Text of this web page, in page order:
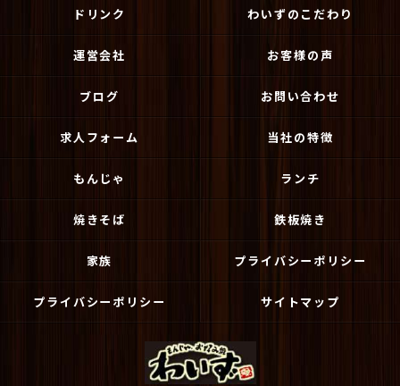
ドリンク わいずのこだわり
運営会社 お客様の声
ブログ お問い合わせ
求人フォーム 当社の特徴
もんじゃ ランチ
焼きそば 鉄板焼き
家族 プライバシーポリシー
プライバシーポリシー サイトマップ